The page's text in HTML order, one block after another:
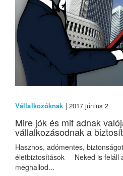
Vállalkozóknak | 2017 június 2
Mire jók és mit adnak
vállalkozásodnak a
Hasznos, adómentes,
életbiztosítások Neked is feláll
meghallod...